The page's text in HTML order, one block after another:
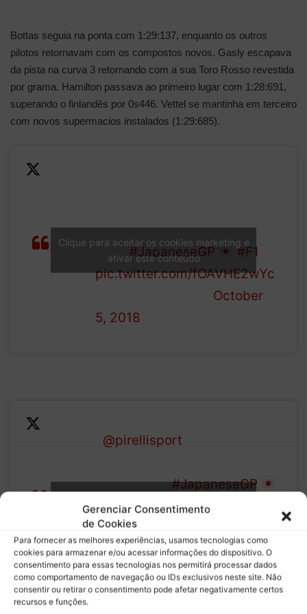
Gerenciar Consentimento
de Cookies
Para fornecer as melhores experiências, usamos tecnologias como
cookies para armazenar e/ou acessar informações do dispositivo. O
consentimento para essas tecnologias nos permitirá processar dados
como comportamento de navegação ou IDs exclusivos neste site. Não
consentir ou retirar o consentimento pode afetar negativamente certos
recursos e funções.
Bottas seguia na ponta com 1:29:137, enquanto os outros
pilotos retornavam com os compostos novos. Gasly escapava
da pista na curva 3 retornando com a sua Toro Rosso revestida
por grama. Hamilton passava ao primeiro lugar com 1:28:691,
superando o finlandês por 0s446. Vettel se mantinha em terceiro
com novos supermacios instalados (1:29:685).
Pierre
Grassly
scampers through the
grass #JapaneseGP
#F1
pic.twitter.com/fOAVHE2wYc
October
5, 2018
Clique para aceitar os cookies marketing e
ativar este conteúdo
third of
Hamilton
leads
the way
@pirellisport
benchmark#JapaneseGP
#F1
pic.twitter.com/Y17Wl7Ez93
— Formula 1 (@F1)October
5, 2018
ativar este conteúdo